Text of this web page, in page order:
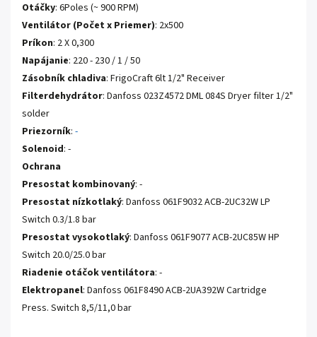
Otáčky: 6Poles (~ 900 RPM)
Ventilátor (Počet x Priemer): 2x500
Príkon: 2 X 0,300
Napájanie: 220 - 230 / 1 / 50
Zásobník chladiva: FrigoCraft 6lt 1/2" Receiver
Filterdehydrátor: Danfoss 023Z4572 DML 084S Dryer filter 1/2"
solder
Priezorník: -
Solenoid: -
Ochrana
Presostat kombinovaný: -
Presostat nízkotlaký: Danfoss 061F9032 ACB-2UC32W LP
Switch 0.3/1.8 bar
Presostat vysokotlaký: Danfoss 061F9077 ACB-2UC85W HP
Switch 20.0/25.0 bar
Riadenie otáčok ventilátora: -
Elektropanel: Danfoss 061F8490 ACB-2UA392W Cartridge
Press. Switch 8,5/11,0 bar